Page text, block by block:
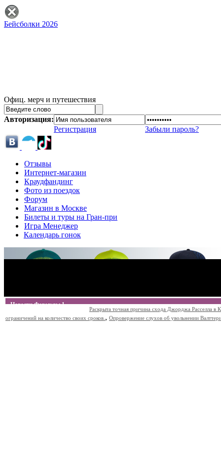
Бейсболки 2026
Офиц. мерч и путешествия
Авторизация:
Регистрация
Забыли пароль?
Отзывы
Интернет-магазин
Краудфандинг
Фото из поездок
Форум
Магазин в Москве
Билеты и туры на Гран-при
Игра Менеджер
Календарь гонок
Новости Формулы 1
Раскрыта точная причина схода Джорджа Расселла в
ограничений на количество своих сроков. , Опровержение слухов об увольнении